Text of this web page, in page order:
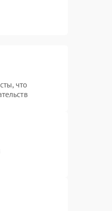
что